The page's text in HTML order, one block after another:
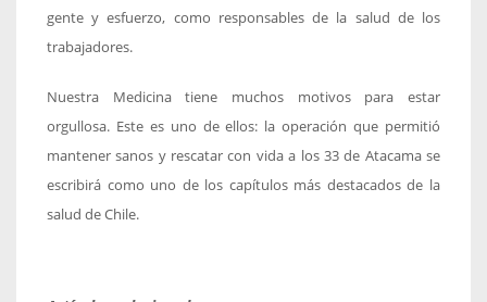
gente y esfuerzo, como responsables de la salud de los
trabajadores.
Nuestra Medicina tiene muchos motivos para estar
orgullosa. Este es uno de ellos: la operación que permitió
mantener sanos y rescatar con vida a los 33 de Atacama se
escribirá como uno de los capítulos más destacados de la
salud de Chile.